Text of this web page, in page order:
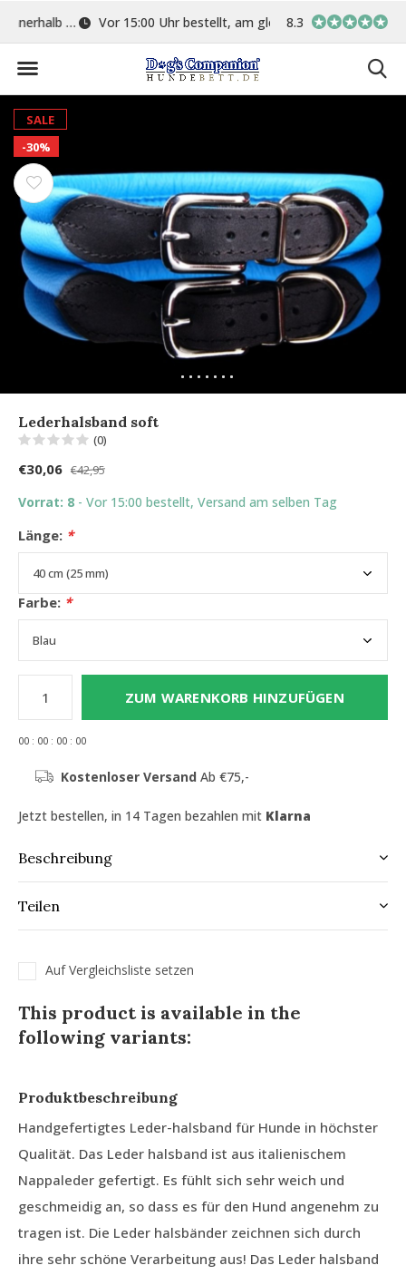
Vor 15:00 Uhr bestellt, am gleichen Tag versand In eigener
8.3
SALE
-30%
Lederhalsband soft
(0)
€30,06 €42,95
Vorrat: 8 - Vor 15:00 bestellt, Versand am selben Tag
Länge: *
Farbe: *
ZUM WARENKORB HINZUFÜGEN
00 : 00 : 00 : 00
Kostenloser Versand Ab €75,-
Jetzt bestellen, in 14 Tagen bezahlen mit Klarna
Beschreibung
Teilen
Auf Vergleichsliste setzen
This product is available in the
following variants:
Produktbeschreibung
Handgefertigtes Leder-halsband für Hunde in höchster
Qualität. Das Leder halsband ist aus italienischem
Nappaleder gefertigt. Es fühlt sich sehr weich und
geschmeidig an, so dass es für den Hund angenehm zu
tragen ist. Die Leder halsbänder zeichnen sich durch
ihre sehr schöne Verarbeitung aus! Das Leder halsband